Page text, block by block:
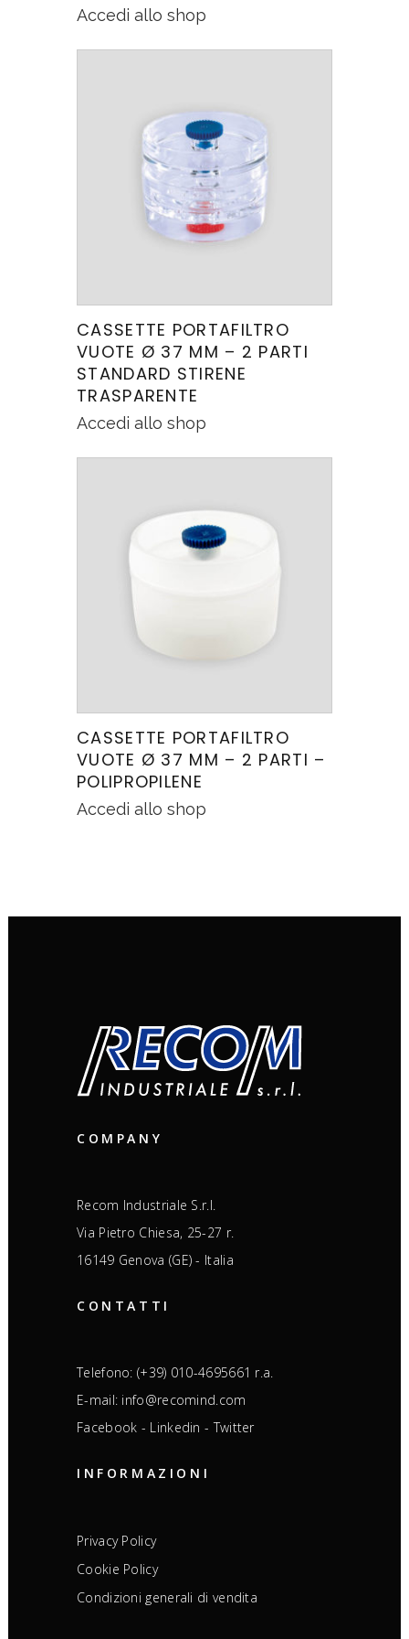
Accedi allo shop
CASSETTE PORTAFILTRO
VUOTE Ø 37 MM – 2 PARTI
STANDARD STIRENE
TRASPARENTE
Accedi allo shop
CASSETTE PORTAFILTRO
VUOTE Ø 37 MM – 2 PARTI –
POLIPROPILENE
Accedi allo shop
COMPANY
Recom Industriale S.r.l.
Via Pietro Chiesa, 25-27 r.
16149 Genova (GE) - Italia
CONTATTI
Telefono: (+39) 010-4695661 r.a.
E-mail: info@recomind.com
Facebook - Linkedin - Twitter
INFORMAZIONI
Privacy Policy
Cookie Policy
Condizioni generali di vendita